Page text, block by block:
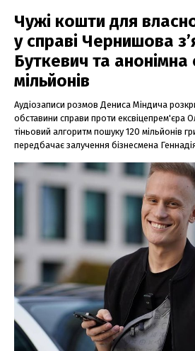
Чужі кошти для
у справі Чернишова
Буткевич та анонімна
мільйонів
Аудіозаписи розмов Дениса Міндича
обставини справи проти ексвіцепрем'єра
тіньовий алгоритм пошуку 120 мільйонів
передбачає залучення бізнесмена